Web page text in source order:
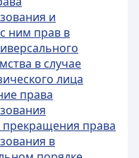
и
ним прав в
в случае
лица
права
прекращения права
в